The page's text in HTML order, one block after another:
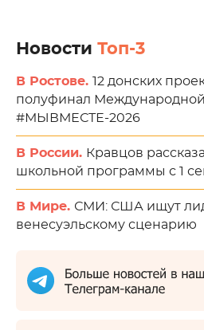
Новости Топ-3
В Ростове. 12 донских
полуфинал
#МЫВМЕСТЕ-2026
В России. Кравцов
школьной программы с 1
В Мире. СМИ: США ищут
венесуэльскому сценарию